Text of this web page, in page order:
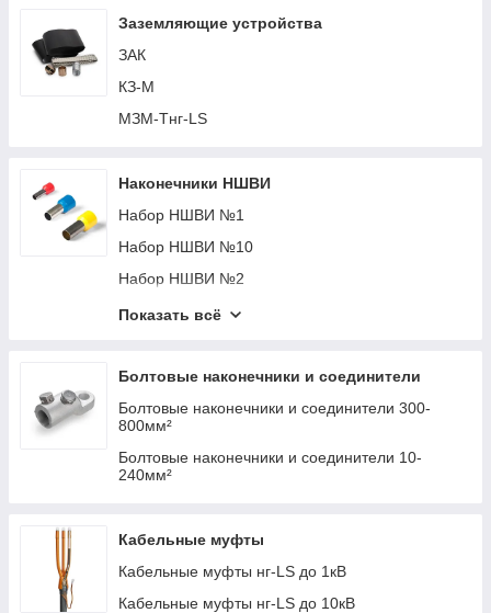
КП-60-11
Крепеж-клипса с замком для монтажа труб
ЛМП
Заземляющие устройства
ЗАК
КЗ-М
МЗМ-Тнг-LS
Наконечники НШВИ
Набор НШВИ №1
Набор НШВИ №10
Набор НШВИ №2
Набор НШВИ №3
Набор НШВИ №5
Набор НШВИ №8
Набор НШВИ К-775-1
Набор НШВИ М-2850-1
Набор НШВИ М-3450-0
Набор НШВИ М-3450-1
Показать всё
Болтовые наконечники и соединители
Болтовые наконечники и соединители 300-
800мм²
Болтовые наконечники и соединители 10-
240мм²
Кабельные муфты
Кабельные муфты нг-LS до 1кВ
Кабельные муфты нг-LS до 10кВ